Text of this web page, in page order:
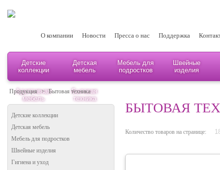
О компании Новости Пресса о нас Поддержка
Детские
коллекции
Детская
мебель
Мебель для
подростков
Швейные
изделия
Адаптивная
мебель
Бытовая
техника
Продукция > Бытовая техника
Детские коллекции
Детская мебель
Мебель для подростков
Швейные изделия
Гигиена и уход
БЫТОВАЯ
Количество товаров на странице: